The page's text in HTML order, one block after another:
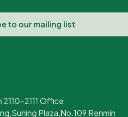
2110-2111 Office
Plaza,No.109 Renmin